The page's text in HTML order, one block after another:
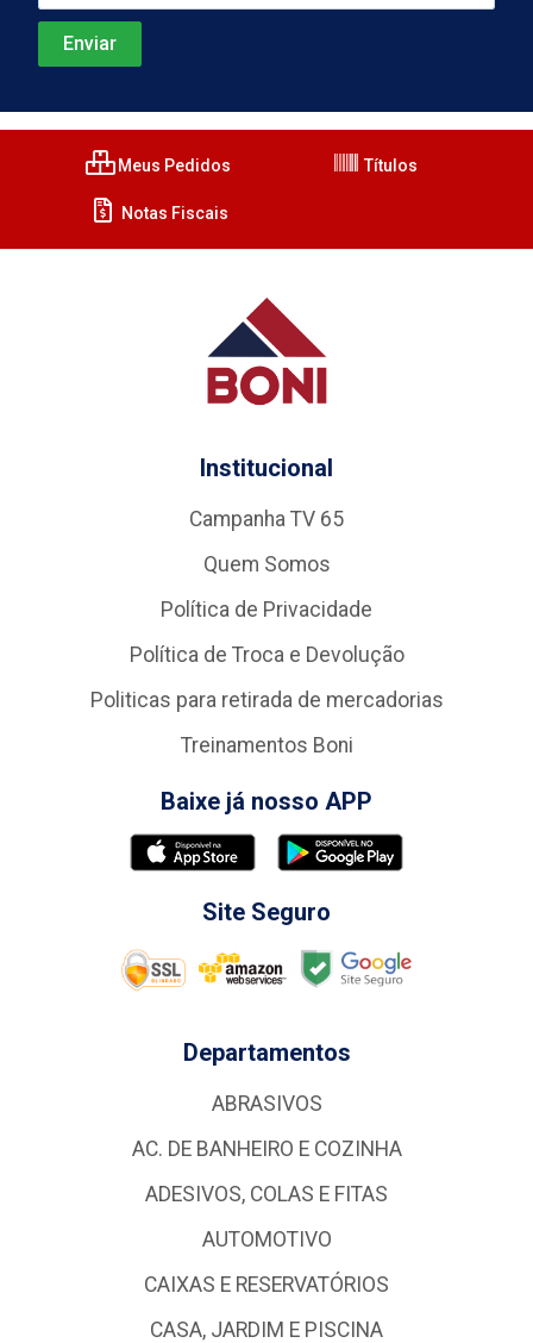
Meus Pedidos Títulos
Notas Fiscais
Institucional
Campanha TV 65
Quem Somos
Política de Privacidade
Política de Troca e Devolução
Politicas para retirada de mercadorias
Treinamentos Boni
Baixe já nosso APP
Site Seguro
Departamentos
ABRASIVOS
AC. DE BANHEIRO E COZINHA
ADESIVOS, COLAS E FITAS
AUTOMOTIVO
CAIXAS E RESERVATÓRIOS
CASA, JARDIM E PISCINA